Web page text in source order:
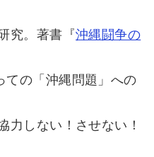
究。著書『沖縄闘争の
の「沖縄問題」への
力しない！させない！